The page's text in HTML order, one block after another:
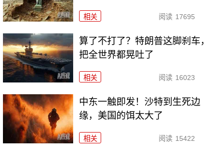
相关 阅读 17695
算了不打了？特朗普这脚刹车，
把全世界都晃吐了
相关 阅读 16023
中东一触即发！沙特到生死边
缘，美国的饵太大了
相关 阅读 15422